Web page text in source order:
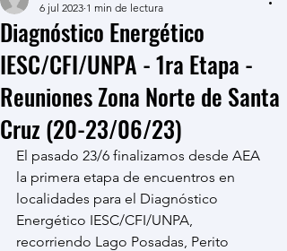
Diagnóstico Energético
IESC/CFI/UNPA - 1ra Etapa -
Reuniones Zona Norte de Santa
Cruz (20-23/06/23)
6 jul 2023 1 min de lectura
El pasado 23/6 finalizamos desde AEA
la primera etapa de encuentros en
localidades para el Diagnóstico
Energético IESC/CFI/UNPA,
recorriendo Lago Posadas, Perito